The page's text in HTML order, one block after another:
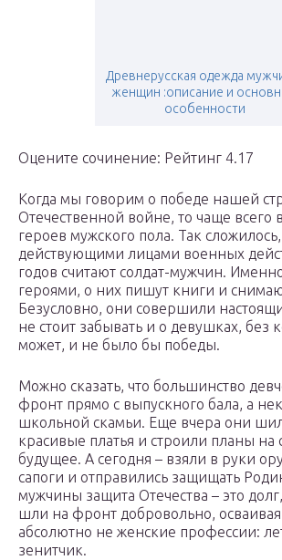
Древнерусская одежда
женщин :описание и
особенности
Оцените сочинение: Рейтинг 4.17
Когда мы говорим о победе нашей
Отечественной войне, то чаще всего
героев мужского пола. Так
действующими лицами военных
годов считают солдат-мужчин.
героями, о них пишут книги и
Безусловно, они совершили
не стоит забывать и о девушках, без
может, и не было бы победы.
Можно сказать, что большинство
фронт прямо с выпускного бала, а
школьной скамьи. Еще вчера они
красивые платья и строили планы на
будущее. А сегодня – взяли в руки
сапоги и отправились защищать
мужчины защита Отечества – это
шли на фронт добровольно,
абсолютно не женские профессии:
зенитчик.